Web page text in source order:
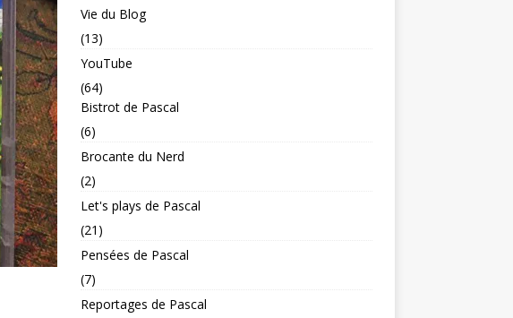
Vie du Blog
(13)
YouTube
(64)
Bistrot de Pascal
(6)
Brocante du Nerd
(2)
Let's plays de Pascal
(21)
Pensées de Pascal
(7)
Reportages de Pascal